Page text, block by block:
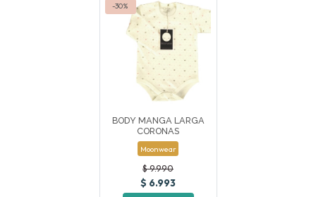
-30%
BODY MANGA LARGA
CORONAS
Moonwear
$ 9.990
$ 6.993